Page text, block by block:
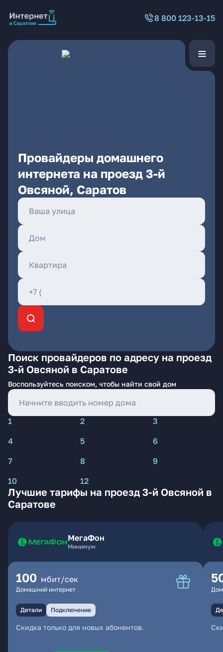
8 800 123-13-15
Провайдеры домашнего
интернета на проезд 3-й
Овсяной, Саратов
Поиск провайдеров по адресу на проезд
3-й Овсяной в Саратове
Воспользуйтесь поиском, чтобы найти свой дом
1 2
3
4
5
6
7
8
9
10
12
Лучшие тарифы на проезд 3-й Овсяной в
Саратове
МегаФон
Минимум
100 мбит/сек
Домашний интернет
Детали Подключение
Скидка только для новых абонентов.